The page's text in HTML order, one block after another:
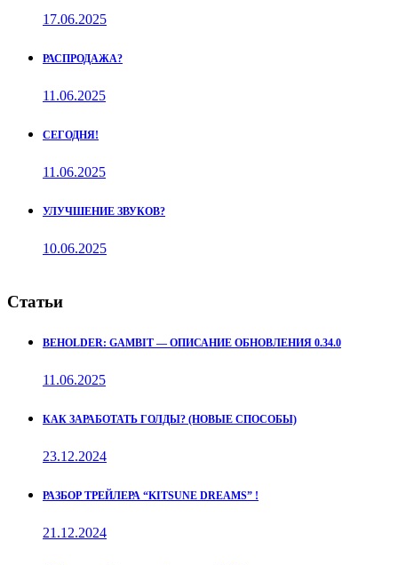
17.06.2025
РАСПРОДАЖА?
11.06.2025
СЕГОДНЯ!
11.06.2025
УЛУЧШЕНИЕ ЗВУКОВ?
10.06.2025
Статьи
BEHOLDER: GAMBIT — ОПИСАНИЕ ОБНОВЛЕНИЯ 0.34.0
11.06.2025
КАК ЗАРАБОТАТЬ ГОЛДЫ? (НОВЫЕ СПОСОБЫ)
23.12.2024
РАЗБОР ТРЕЙЛЕРА “KITSUNE DREAMS” !
21.12.2024